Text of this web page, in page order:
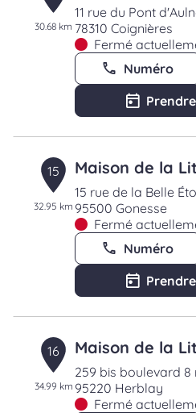
30.68 km
11 rue du Pont
78310 Coignières
Fermé
Numéro
15
32.95 km
Maison de la
15 rue de la Belle
95500 Gonesse
Fermé
Numéro
16
34.99 km
Maison de la
259 bis boulevard 8
95220 Herblay
Fermé